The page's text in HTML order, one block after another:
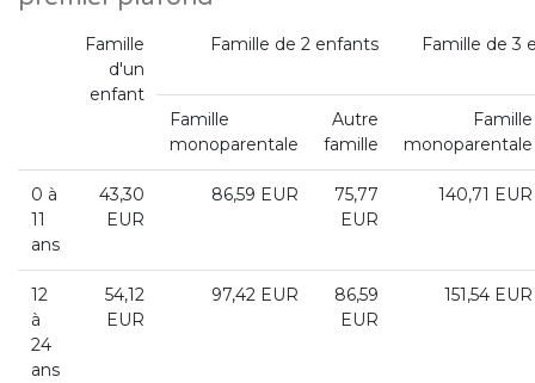
Famille
d'un
enfant
Famille de 2 enfants Famille de 3
Famille
monoparentale
Autre
famille
Famille
monoparentale
0 à
11
ans
43,30
EUR
86,59 EUR
75,77
EUR
140,71 EUR
12
à
24
ans
54,12
EUR
97,42 EUR
86,59
EUR
151,54 EUR